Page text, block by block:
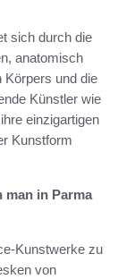
sich durch die
anatomisch
Körpers und die
Künstler wie
einzigartigen
Kunstform
man in Parma
Kunstwerke zu
von